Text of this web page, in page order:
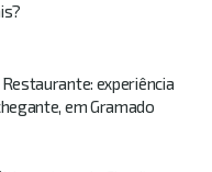
experiência
em Gramado